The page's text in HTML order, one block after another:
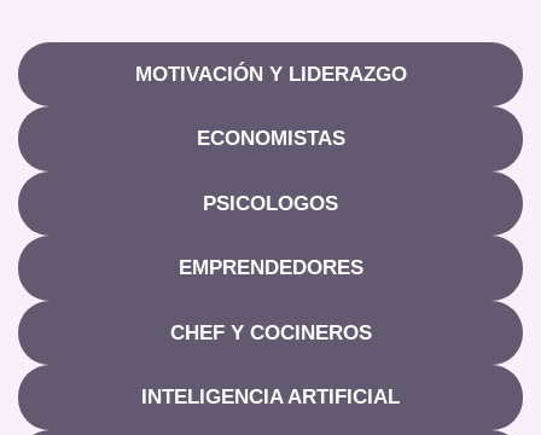
MOTIVACIÓN Y LIDERAZGO
ECONOMISTAS
PSICOLOGOS
EMPRENDEDORES
CHEF Y COCINEROS
INTELIGENCIA ARTIFICIAL